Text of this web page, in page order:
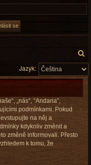
l
Jazyk:
„nás“, “Andaria”,
podmínkami. Pokud
na něj a
kdykoliv změnit a
změně informovali. Přesto
k tomu, že